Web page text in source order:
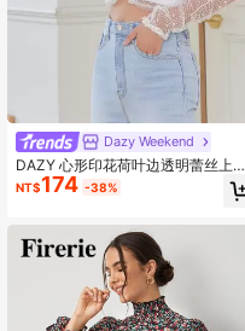
Dazy Weekend
DAZY 心形印花荷叶边透明蕾丝上衣
长袖女式上衣，秋季女装
NT$174 -38%